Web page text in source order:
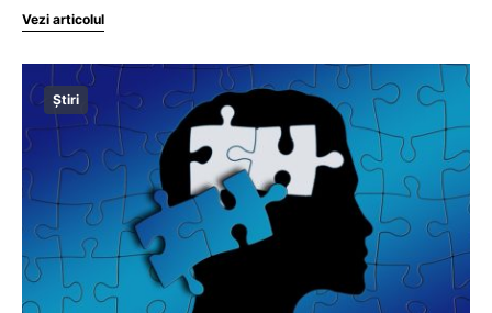
Vezi articolul
Știri